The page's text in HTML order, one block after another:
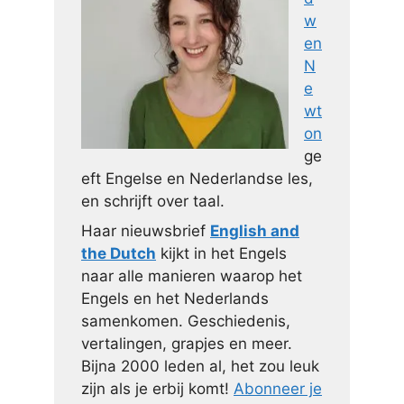
w
en
N
e
wt
on
ge
eft Engelse en Nederlandse les,
en schrijft over taal.
Haar nieuwsbrief English and
the Dutch kijkt in het Engels
naar alle manieren waarop het
Engels en het Nederlands
samenkomen. Geschiedenis,
vertalingen, grapjes en meer.
Bijna 2000 leden al, het zou leuk
zijn als je erbij komt! Abonneer je